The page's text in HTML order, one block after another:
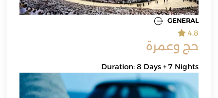
GENERAL
4.8
حج وعمرة
Duration: 8 Days + 7 Nights